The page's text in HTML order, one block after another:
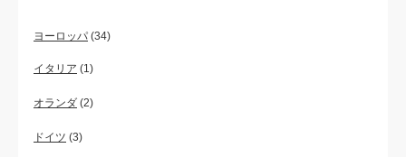
ヨーロッパ (34)
イタリア (1)
オランダ (2)
ドイツ (3)